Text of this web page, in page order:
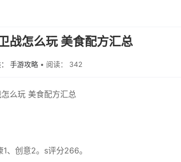
战怎么玩 美食配方汇总
手游攻略 • 阅读： 342
么玩 美食配方汇总
、创意2。s评分266。